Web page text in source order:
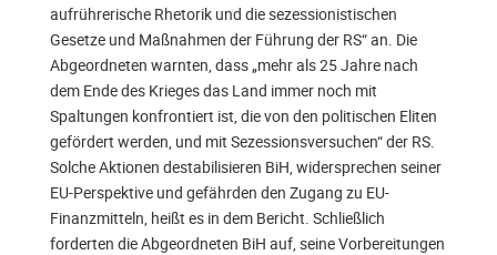
aufrührerische Rhetorik und die sezessionistischen
Gesetze und Maßnahmen der Führung der RS“ an. Die
Abgeordneten warnten, dass „mehr als 25 Jahre nach
dem Ende des Krieges das Land immer noch mit
Spaltungen konfrontiert ist, die von den politischen Eliten
gefördert werden, und mit Sezessionsversuchen“ der RS.
Solche Aktionen destabilisieren BiH, widersprechen seiner
EU-Perspektive und gefährden den Zugang zu EU-
Finanzmitteln, heißt es in dem Bericht. Schließlich
forderten die Abgeordneten BiH auf, seine Vorbereitungen